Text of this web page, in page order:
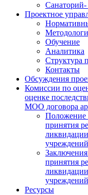
Проектное
Обучение
Аналитика
Структура
Контакты
Обсуждения
Комиссии по
оценке
МОО договора
Положение
принятия
принятия
учреждений
Ресурсы